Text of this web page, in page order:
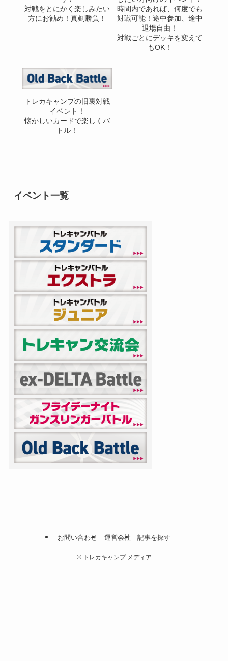
対戦をとにかく楽しみたい
方にお勧め！真剣勝負！
時間内であれば、何度でも
対戦可能！途中参加、途中
退場自由！
対戦ごとにデッキを変えて
もOK！
トレカキャンプの旧裏対戦
イベント！
懐かしいカードで楽しくバ
トル！
イベント一覧
お問い合わせ 運営会社 記事を探す
©トレカキャンプ メディア